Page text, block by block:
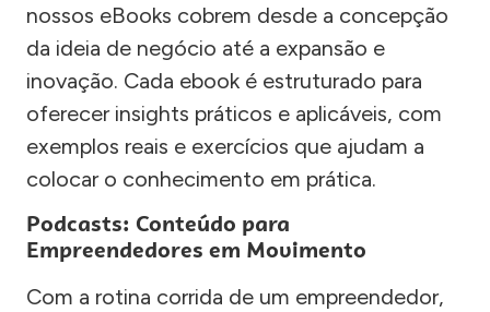
nossos eBooks cobrem desde a concepção
da ideia de negócio até a expansão e
inovação. Cada ebook é estruturado para
oferecer insights práticos e aplicáveis, com
exemplos reais e exercícios que ajudam a
colocar o conhecimento em prática.
Podcasts: Conteúdo para
Empreendedores em Movimento
Com a rotina corrida de um empreendedor,